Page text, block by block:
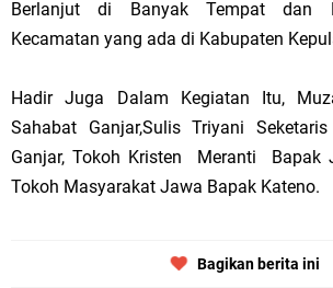
Berlanjut di Banyak Tempat dan
Kecamatan yang ada di Kabupaten
Hadir Juga Dalam Kegiatan Itu,
Sahabat Ganjar,Sulis Triyani
Ganjar, Tokoh Kristen Meranti Bapak
Tokoh Masyarakat Jawa Bapak Kateno.
Bagikan berita ini